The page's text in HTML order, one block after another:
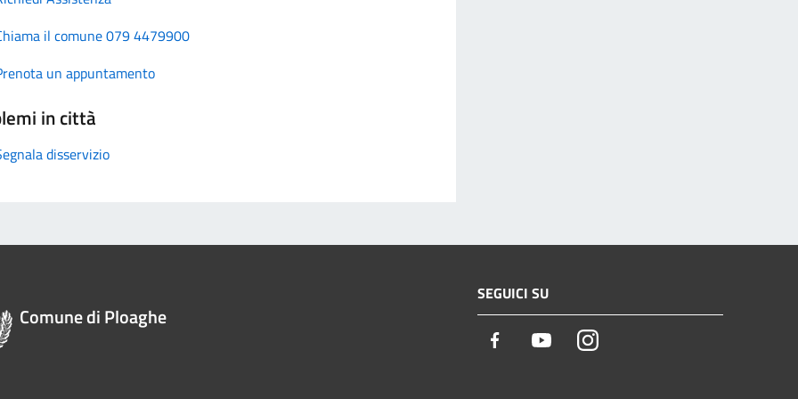
il comune 079 4479900
un appuntamento
in città
disservizio
Comune di Ploaghe
SEGUICI SU
Facebook YoutubeInstagram